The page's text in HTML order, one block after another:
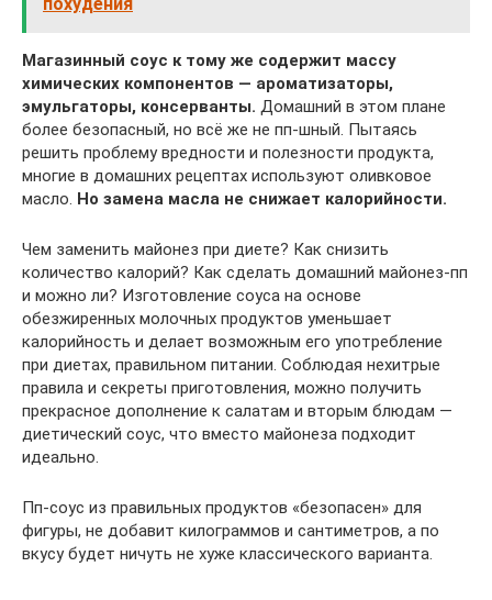
Магазинный соус к тому же содержит массу
химических компонентов — ароматизаторы,
эмульгаторы, консерванты. Домашний в этом плане
более безопасный, но всё же не пп-шный. Пытаясь
решить проблему вредности и полезности продукта,
многие в домашних рецептах используют оливковое
масло. Но замена масла не снижает калорийности.
Чем заменить майонез при диете? Как снизить
количество калорий? Как сделать домашний майонез-пп
и можно ли? Изготовление соуса на основе
обезжиренных молочных продуктов уменьшает
калорийность и делает возможным его употребление
при диетах, правильном питании. Соблюдая нехитрые
правила и секреты приготовления, можно получить
прекрасное дополнение к салатам и вторым блюдам —
диетический соус, что вместо майонеза подходит
идеально.
Пп-соус из правильных продуктов «безопасен» для
фигуры, не добавит килограммов и сантиметров, а по
вкусу будет ничуть не хуже классического варианта.